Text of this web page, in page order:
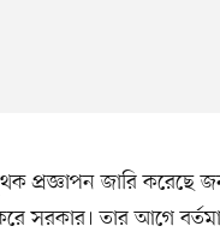
প্রজ্ঞাপন জারি করেছে
সরকার। তার আগে বর্তমান